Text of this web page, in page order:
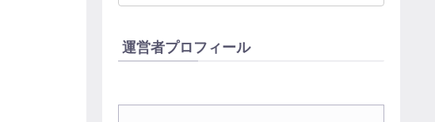
運営者プロフィール